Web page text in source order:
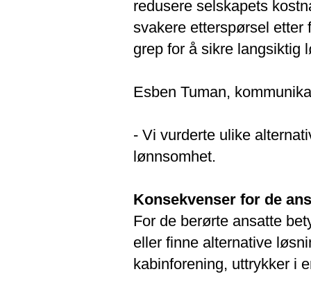
redusere selskapets
svakere etterspørsel etter
grep for å sikre langsiktig
Esben Tuman,
- Vi vurderte ulike
lønnsomhet.
Konsekvenser for de
For de berørte ansatte
eller finne alternative
kabinforening, uttrykker i